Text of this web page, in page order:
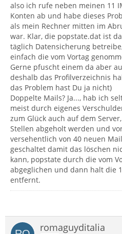
also ich rufe neben meinen 11
Konten ab und habe dieses
als mein Rechner mitten im
war. Klar, die popstate.dat ist
täglich Datensicherung
einfach die vom Vortag
Gerne pfuscht einem da aber
deshalb das Profilverzeichnis
das Problem hast Du ja nicht)
Doppelte Mails? Ja..., hab ich
meist durch eigenes
zum Glück auch auf dem
Stellen abgeholt werden und
versehentlich von 40 neuen
geschaltet damit das löschen
kann, popstate durch die vom
abgeglichen und dann halt die
entfernt.
romaguyditalia